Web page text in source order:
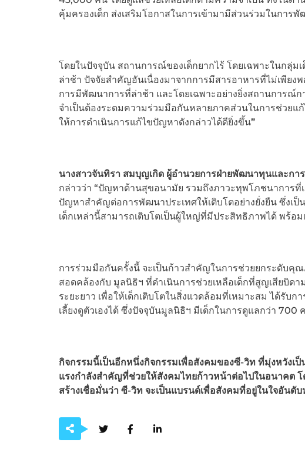
คุ้มครองเด็ก ส่งเสริมโอกาสในการเข้ามามีส่วนร่วมในการ
โดยในปัจจุบัน สถานการณ์ของเด็กยากไร้ โดยเฉพาะในกลุ่
ล่าช้า ปัจจัยสำคัญอันเนื่องมาจากการมีสารอาหารที่ไม่เพีย
การมีพัฒนาการที่ล่าช้า และโดยเฉพาะอย่างยิ่งสถานการณ์
จำเป็นต้องระดมความร่วมมือกันหลายภาคส่วนในการช่วย
ให้การดำเนินการแก้ไขปัญหาดังกล่าวได้ดียิ่งขึ้น”
นางสาวจันทิรา สมบุญเกิด ผู้อำนวยการฝ่ายพัฒนาทุนและก
กล่าวว่า “ปัญหาด้านสุขอนามัย รวมถึงภาวะทุพโภชนาการที่
ปัญหาสำคัญต่อการพัฒนาประเทศให้เติบโตอย่างยั่งยืน ซึ่งเ
เด็กเหล่านี้สามารถเติบโตเป็นผู้ใหญ่ที่มีประสิทธิภาพได้ พร้
การร่วมมือกันครั้งนี้ จะเป็นก้าวสำคัญในการช่วยยกระดับคุ
สอดคล้องกับ มูลนิธิฯ ที่ดำเนินการช่วยเหลือเด็กที่สูญเสียบิ
ระยะยาว เพื่อให้เด็กเติบโตในสิ่งแวดล้อมที่เหมาะสม ได้รั
เลี้ยงดูตัวเองได้ ซึ่งปัจจุบันมูลนิธิฯ มีเด็กในการดูแลกว่า
กิจกรรมนี้เป็นอีกหนึ่งกิจกรรมเพื่อสังคมของซี-วิท ที่มุ่งหวังเ
แรงกำลังสำคัญที่ช่วยให้สังคมไทยก้าวหน้าต่อไปในอนาคต
สร้างเชื่อมั่นว่า ซี-วิท จะเป็นแบรนด์เพื่อสังคมที่อยู่ในใจอันดั